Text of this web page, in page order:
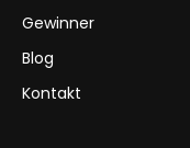
Gewinner
Blog
Kontakt